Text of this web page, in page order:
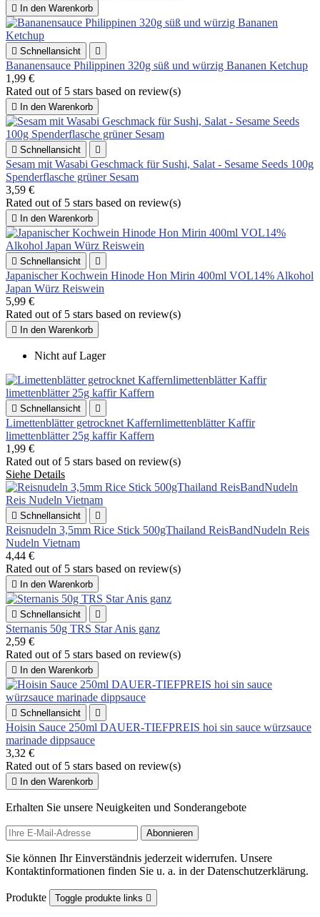
 In den Warenkorb
 Schnellansicht 
Bananensauce Philippinen 320g süß und würzig Bananen Ketchup
1,99 €
Rated out of 5 stars based on review(s)
 In den Warenkorb
 Schnellansicht 
Sesam mit Wasabi Geschmack für Sushi, Salat - Sesame Seeds 100g
Spenderflasche grüner Sesam
3,59 €
Rated out of 5 stars based on review(s)
 In den Warenkorb
 Schnellansicht 
Japanischer Kochwein Hinode Hon Mirin 400ml VOL14% Alkohol
Japan Würz Reiswein
5,99 €
Rated out of 5 stars based on review(s)
 In den Warenkorb
Nicht auf Lager
 Schnellansicht 
Limettenblätter getrocknet Kaffernlimettenblätter Kaffir
limettenblätter 25g kaffir Kaffern
1,99 €
Rated out of 5 stars based on review(s)
Siehe Details
 Schnellansicht 
Reisnudeln 3,5mm Rice Stick 500gThailand ReisBandNudeln Reis
Nudeln Vietnam
4,44 €
Rated out of 5 stars based on review(s)
 In den Warenkorb
 Schnellansicht 
Sternanis 50g TRS Star Anis ganz
2,59 €
Rated out of 5 stars based on review(s)
 In den Warenkorb
 Schnellansicht 
Hoisin Sauce 250ml DAUER-TIEFPREIS hoi sin sauce würzsauce
marinade dippsauce
3,32 €
Rated out of 5 stars based on review(s)
 In den Warenkorb
Erhalten Sie unsere Neuigkeiten und Sonderangebote
Sie können Ihr Einverständnis jederzeit widerrufen. Unsere
Kontaktinformationen finden Sie u. a. in der Datenschutzerklärung.
Produkte Toggle produkte links 